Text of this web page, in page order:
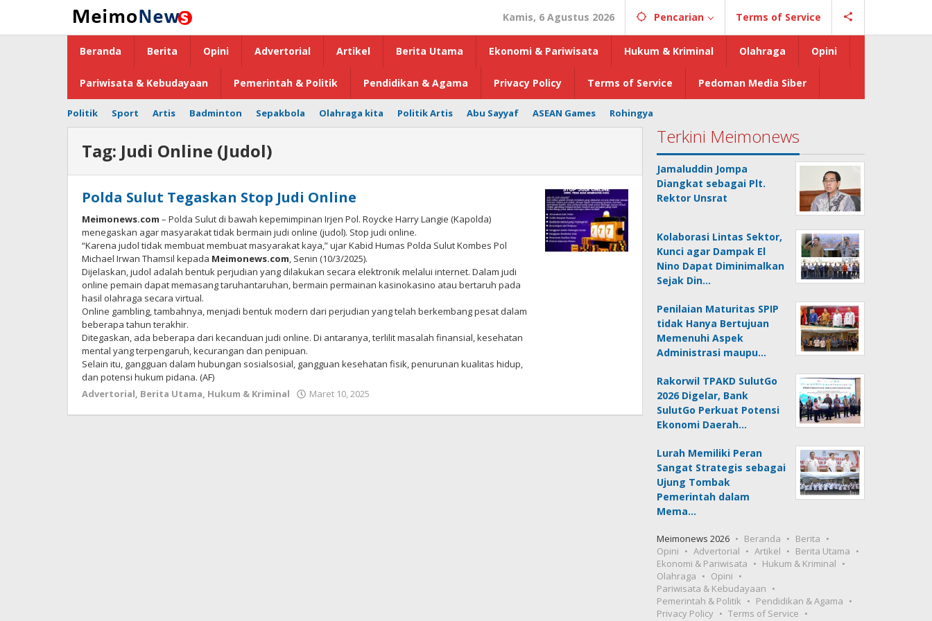
konten
Kamis, 6 Agustus 2026 Pencarian Terms of Service
Beranda Berita Opini Advertorial Artikel Berita Utama Ekonomi & Pariwisata Hukum & Kriminal Olahraga Opini
Pariwisata & Kebudayaan Pemerintah & Politik Pendidikan & Agama Privacy Policy Terms of Service Pedoman Media Siber
Politik Sport Artis Badminton Sepakbola Olahraga kita Politik Artis Abu Sayyaf ASEAN Games Rohingya
Tag: Judi Online (Judol)
Polda Sulut Tegaskan Stop Judi Online
Meimonews.com – Polda Sulut di bawah kepemimpinan Irjen Pol. Roycke Harry Langie (Kapolda)
menegaskan agar masyarakat tidak bermain judi online (judol). Stop judi online.
“Karena judol tidak membuat membuat masyarakat kaya,” ujar Kabid Humas Polda Sulut Kombes Pol
Michael Irwan Thamsil kepada Meimonews.com, Senin (10/3/2025).
Dijelaskan, judol adalah bentuk perjudian yang dilakukan secara elektronik melalui internet. Dalam judi
online pemain dapat memasang taruhantaruhan, bermain permainan kasinokasino atau bertaruh pada
hasil olahraga secara virtual.
Online gambling, tambahnya, menjadi bentuk modern dari perjudian yang telah berkembang pesat dalam
beberapa tahun terakhir.
Ditegaskan, ada beberapa dari kecanduan judi online. Di antaranya, terlilit masalah finansial, kesehatan
mental yang terpengaruh, kecurangan dan penipuan.
Selain itu, gangguan dalam hubungan sosialsosial, gangguan kesehatan fisik, penurunan kualitas hidup,
dan potensi hukum pidana. (AF)
Advertorial, Berita Utama, Hukum & Kriminal Maret 10, 2025
Terkini Meimonews
Jamaluddin Jompa
Diangkat sebagai Plt.
Rektor Unsrat
Kolaborasi Lintas Sektor,
Kunci agar Dampak El
Nino Dapat Diminimalkan
Sejak Din…
Penilaian Maturitas SPIP
tidak Hanya Bertujuan
Memenuhi Aspek
Administrasi maupu…
Rakorwil TPAKD SulutGo
2026 Digelar, Bank
SulutGo Perkuat Potensi
Ekonomi Daerah…
Lurah Memiliki Peran
Sangat Strategis sebagai
Ujung Tombak
Pemerintah dalam
Mema…
Meimonews 2026 Beranda
Berita
Opini
Advertorial Artikel
Berita Utama
Ekonomi & Pariwisata
Hukum & Kriminal
Olahraga
Opini
Pariwisata & Kebudayaan
Pemerintah & Politik
Pendidikan & Agama
Privacy Policy
Terms of Service